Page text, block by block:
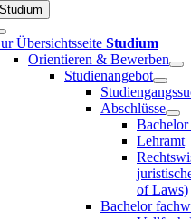
Studium
Übersichtsseite Studium
Orientieren & Bewerben
Studienangebot
Abschlüsse
Lehramt
of Laws)
Bachelor